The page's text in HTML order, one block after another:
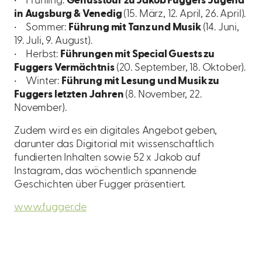
in Augsburg & Venedig (15. März, 12. April, 26. April).
• Sommer: Führung mit Tanz und Musik (14. Juni,
19. Juli, 9. August).
• Herbst: Führungen mit Special Guests zu
Fuggers Vermächtnis (20. September, 18. Oktober).
• Winter: Führung mit Lesung und Musik zu
Fuggers letzten Jahren (8. November, 22.
November).
Zudem wird es ein digitales Angebot geben,
darunter das Digitorial mit wissenschaftlich
fundierten Inhalten sowie 52 x Jakob auf
Instagram, das wöchentlich spannende
Geschichten über Fugger präsentiert.
www.fugger.de